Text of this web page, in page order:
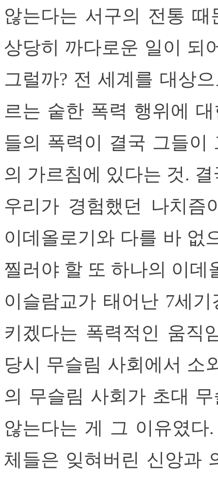
않는다는 서구의 전통
상당히 까다로운 일이 되
그럴까? 전 세계를 대상
르는 숱한 폭력 행위에
들의 폭력이 결국 그들이
의 가르침에 있다는 것.
우리가 경험했던 나치즘
이데올로기와 다를 바 없
찔러야 할 또 하나의 이데
이슬람교가 태어난 7세
키겠다는 폭력적인 움직
당시 무슬림 사회에서 소
의 무슬림 사회가 초대
않는다는 게 그 이유였
체들은 잊혀버린 신앙과